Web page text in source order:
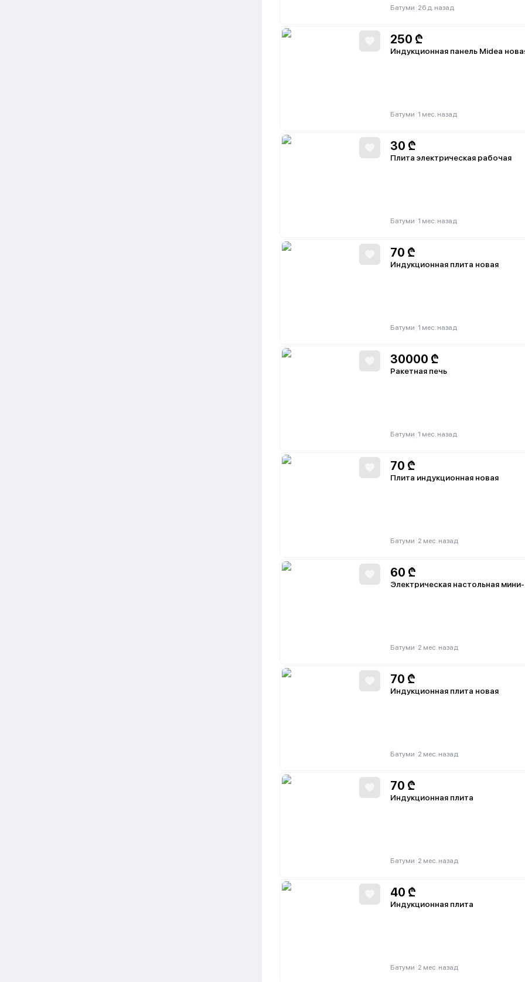
Батуми 26 д. назад
250 ₾
Индукционная панель Midea
Батуми 1 мес. назад
30 ₾
Плита электрическая рабочая
Батуми 1 мес. назад
70 ₾
Индукционная плита новая
Батуми 1 мес. назад
30000 ₾
Ракетная печь
Батуми 1 мес. назад
70 ₾
Плита индукционная новая
Батуми 2 мес. назад
60 ₾
Электрическая настольная
Батуми 2 мес. назад
70 ₾
Индукционная плита новая
Батуми 2 мес. назад
70 ₾
Индукционная плита
Батуми 2 мес. назад
40 ₾
Индукционная плита
Батуми 2 мес. назад